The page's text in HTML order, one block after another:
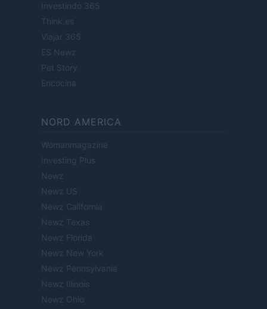
Investindo 365
Think.es
Viajar 365
ES Newz
Pet Story
Encocina
NORD AMERICA
Womanmagazine
Investing Plus
Newz
Newz US
Newz California
Newz Texas
Newz Florida
Newz New York
Newz Pennsylvania
Newz Illinois
Newz Ohio